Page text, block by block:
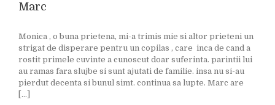
Marc
Monica , o buna prietena, mi-a trimis mie si altor prieteni un
strigat de disperare pentru un copilas , care inca de cand a
rostit primele cuvinte a cunoscut doar suferinta. parintii lui
au ramas fara slujbe si sunt ajutati de familie. insa nu si-au
pierdut decenta si bunul simt. continua sa lupte. Marc are
[...]